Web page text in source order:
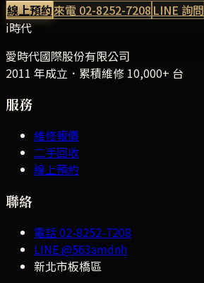
線上預約來電 02-8252-7208 LINE 詢問
i時代
愛時代國際股份有限公司
2011 年成立．累積維修 10,000+ 台
服務
維修報價
二手回收
線上預約
聯絡
電話02-8252-7208
LINE@563amdnh
新北市板橋區